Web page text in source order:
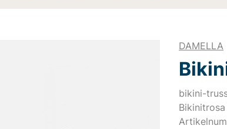
DAMELLA
bikini-